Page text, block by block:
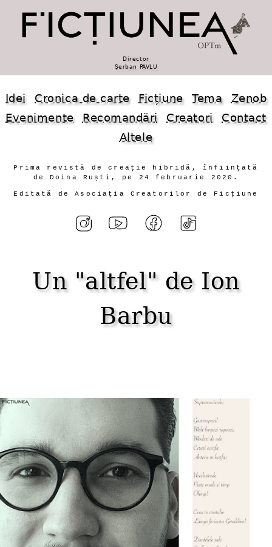
Director
Șerban PAVLU
Idei Cronica de carte Ficțiune Tema
Zenob
Evenimente
Recomandări Creatori
Contact
Altele
Prima revistă de creație hibridă, înființată
de Doina Ruști, pe 24 februarie 2020.
Editată de Asociația Creatorilor de Ficțiune
Un "altfel" de Ion
Barbu